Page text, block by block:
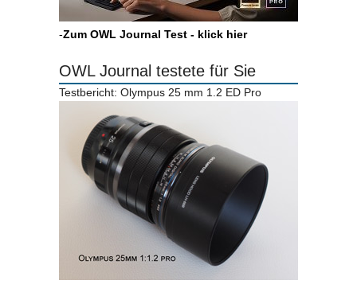
-Zum OWL Journal Test - klick hier
OWL Journal testete für Sie
Testbericht: Olympus 25 mm 1.2 ED Pro